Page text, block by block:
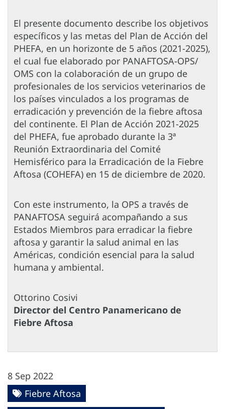
El presente documento describe los objetivos
específicos y las metas del Plan de Acción del
PHEFA, en un horizonte de 5 años (2021-2025),
el cual fue elaborado por PANAFTOSA-OPS/
OMS con la colaboración de un grupo de
profesionales de los servicios veterinarios de
los países vinculados a los programas de
erradicación y prevención de la fiebre aftosa
del continente. El Plan de Acción 2021-2025
del PHEFA, fue aprobado durante la 3ª
Reunión Extraordinaria del Comité
Hemisférico para la Erradicación de la Fiebre
Aftosa (COHEFA) en 15 de diciembre de 2020.
Con este instrumento, la OPS a través de
PANAFTOSA seguirá acompañando a sus
Estados Miembros para erradicar la fiebre
aftosa y garantir la salud animal en las
Américas, condición esencial para la salud
humana y ambiental.
Ottorino Cosivi
Director del Centro Panamericano de
Fiebre Aftosa
8 Sep 2022
Fiebre Aftosa